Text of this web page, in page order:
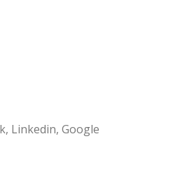
Linkedin, Google